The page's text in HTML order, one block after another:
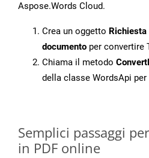
Aspose.Words Cloud.
Crea un oggetto Richiesta
documento per convertire
Chiama il metodo
della classe WordsApi
Semplici passaggi
in PDF online